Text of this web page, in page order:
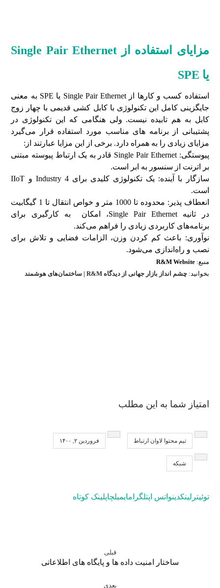
مزایای استفاده از Single Pair Ethernet
یا SPE
استفاده کسب و کارها از Single Pair Ethernet یا SPE به معنی
جایگزینی کامل این تکنولوژی با کابل کشی قدیمی با چهار زوج
کابل به هم تابیده نیست. ولی هنگامی که این تکنولوژی در
پشتیبانی از برنامه های مناسب مورد استفاده قرار می‌گیرد
مزایای زیادی را به همراه دارد. برخی از این مزایا عبارتند از:
پیوستگی: Single Pair Ethernet قادر به یک ارتباط پیوسته مبتنی
بر اترنت از سنسور به ابر است.
سازگار با آینده: یک تکنولوژی کلیدی برای Industry 4 و IIoT
است.
انعطاف پذیر: محدوده تا 1000 متر و خواص انتقال تا 1 گیگابیت
در ثانیه Single Pair Ethernet، امکان به کارگیری برای
برنامه‌های کاربردی زیادی را فراهم می‌کند.
نوآوری: باعث کم کردن وزن، الزامات فضایی و تلاش برای
نصب و راه‌اندازی می‌شود.
منبع: R&M Website
بخوانید:چشم انداز بازار جهانی از دیدگاه R&M | ساختمان‌های هوشمند
امتیاز شما به این مطلب
تیم محتوا لاوان ارتباط فروردین ۲, ۱۴۰۰
شبکه
توئیتر لینکدینواتس اپتلگرامایمیلچاپلینک کوتاه
قبلی
ساختار امنیت داده ها و پایگاه های اطلاعاتی
بعدی